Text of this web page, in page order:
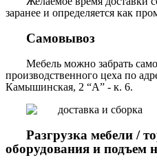
заранее и определяется как
Самовывоз
Мебель можно забрать
производственного цеха по
Камышинская, 2 “А” - к. 6.
Разгрузка мебели /
оборудования и подъем